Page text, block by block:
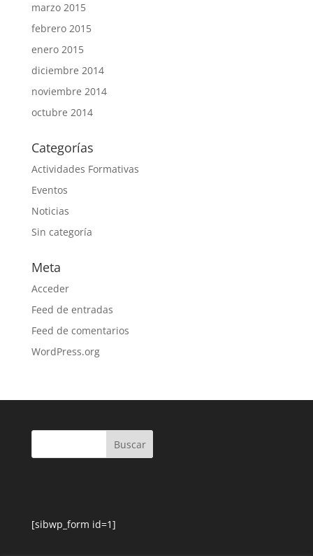
marzo 2015
febrero 2015
enero 2015
diciembre 2014
noviembre 2014
octubre 2014
Categorías
Actividades Formativas
Eventos
Noticias
Sin categoría
Meta
Acceder
Feed de entradas
Feed de comentarios
WordPress.org
[sibwp_form id=1]